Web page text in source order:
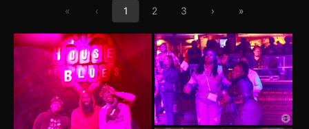
First page
« Previous page
‹ 1 2 3 Next page
› Last page
»